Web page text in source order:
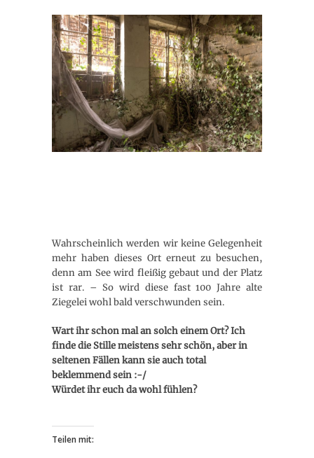
Wahrscheinlich werden wir keine Gelegenheit
mehr haben dieses Ort erneut zu besuchen,
denn am See wird fleißig gebaut und der Platz
ist rar. – So wird diese fast 100 Jahre alte
Ziegelei wohl bald verschwunden sein.
Wart ihr schon mal an solch einem Ort? Ich
finde die Stille meistens sehr schön, aber in
seltenen Fällen kann sie auch total
beklemmend sein :-/
Würdet ihr euch da wohl fühlen?
Teilen mit: